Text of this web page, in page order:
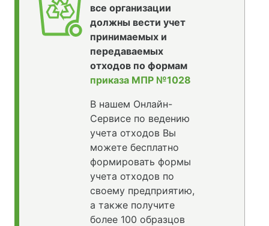
все организации
должны вести учет
принимаемых и
передаваемых
отходов по формам
приказа МПР №1028
В нашем Онлайн-
Сервисе по ведению
учета отходов Вы
можете бесплатно
формировать формы
учета отходов по
своему предприятию,
а также получите
более 100 образцов